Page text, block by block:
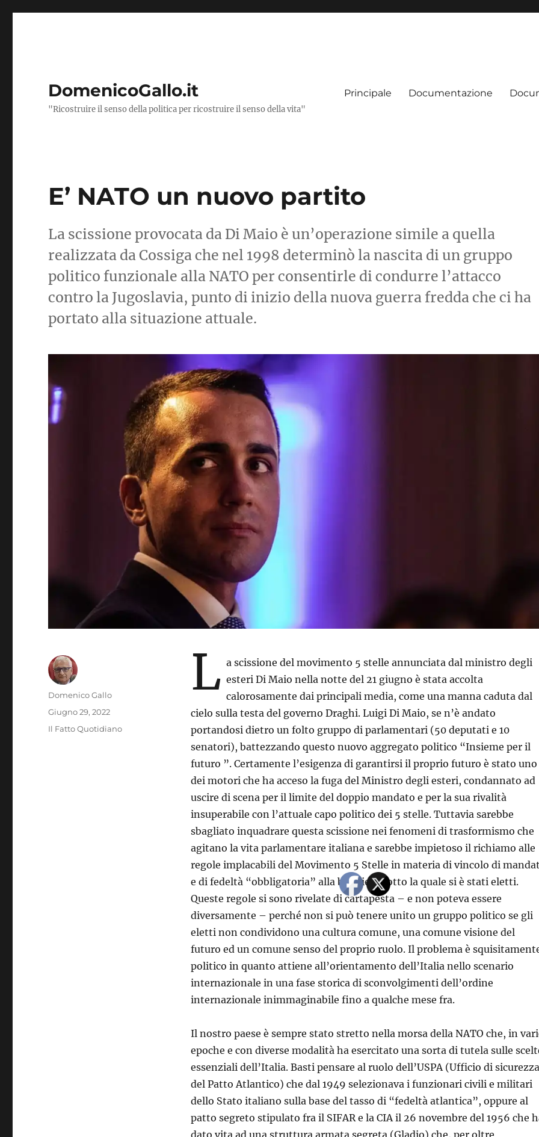
DomenicoGallo.it
"Ricostruire il senso della politica per ricostruire il senso della vita"
Principale Documentazione
E’ NATO un nuovo partito
La scissione provocata da Di Maio è un’operazione simile a quella
realizzata da Cossiga che nel 1998 determinò la nascita di un gruppo
politico funzionale alla NATO per consentirle di condurre l’attacco
contro la Jugoslavia, punto di inizio della nuova guerra fredda che ci ha
portato alla situazione attuale.
L a scissione del movimento 5 stelle annunciata dal ministro degli
esteri Di Maio nella notte del 21 giugno è stata accolta
calorosamente dai principali media, come una manna caduta dal
cielo sulla testa del governo Draghi. Luigi Di Maio, se n’è andato
portandosi dietro un folto gruppo di parlamentari (50 deputati e 10
senatori), battezzando questo nuovo aggregato politico “Insieme per il
futuro ”. Certamente l’esigenza di garantirsi il proprio futuro è stato uno
dei motori che ha acceso la fuga del Ministro degli esteri, condannato ad
uscire di scena per il limite del doppio mandato e per la sua rivalità
insuperabile con l’attuale capo politico dei 5 stelle. Tuttavia sarebbe
sbagliato inquadrare questa scissione nei fenomeni di trasformismo che
agitano la vita parlamentare italiana e sarebbe impietoso il richiamo alle
regole implacabili del Movimento 5 Stelle in materia di vincolo di
e di fedeltà “obbligatoria” alla bandiera sotto la quale si è stati eletti.
Queste regole si sono rivelate di cartapesta – e non poteva essere
diversamente – perché non si può tenere unito un gruppo politico se gli
eletti non condividono una cultura comune, una comune visione del
futuro ed un comune senso del proprio ruolo. Il problema è
politico in quanto attiene all’orientamento dell’Italia nello scenario
internazionale in una fase storica di sconvolgimenti dell’ordine
internazionale inimmaginabile fino a qualche mese fra.
Il nostro paese è sempre stato stretto nella morsa della NATO che, in
epoche e con diverse modalità ha esercitato una sorta di tutela sulle
essenziali dell’Italia. Basti pensare al ruolo dell’USPA (Ufficio di sicurezza
del Patto Atlantico) che dal 1949 selezionava i funzionari civili e militari
dello Stato italiano sulla base del tasso di “fedeltà atlantica”, oppure al
patto segreto stipulato fra il SIFAR e la CIA il 26 novembre del 1956 che
dato vita ad una struttura armata segreta (Gladio) che, per oltre
Autore
Domenico Gallo
Pubblicato
il
Giugno 29, 2022
Categorie
Il Fatto Quotidiano